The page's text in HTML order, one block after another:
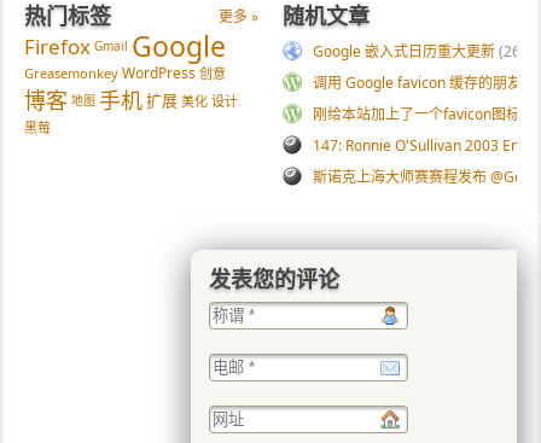
更多 »
热门标签
Firefox Gmail Google
Greasemonkey WordPress 创意
博客 地图 手机扩展 美化 设计
黑莓
随机文章
Google 嵌入式日历重大更新(26)
调用 Google favicon 缓存的朋友请
刚给本站加上了一个favicon图标
147: Ronnie O'Sullivan 2003
斯诺克上海大师赛赛程发布
发表您的评论